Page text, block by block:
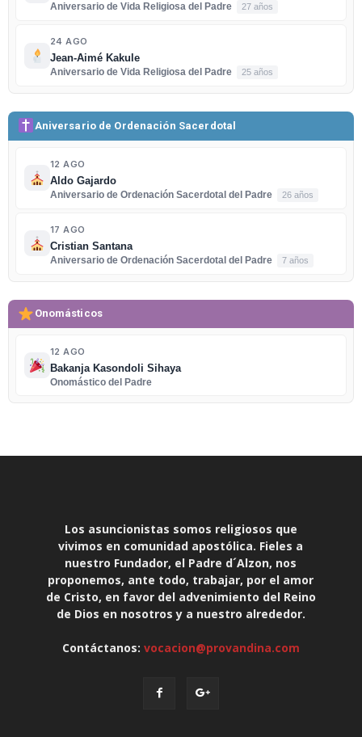
Aniversario de Vida Religiosa del Padre
27 años
24 AGO
Jean-Aimé Kakule
Aniversario de Vida Religiosa del Padre
25 años
Aniversario de Ordenación Sacerdotal
12 AGO
Aldo Gajardo
Aniversario de Ordenación Sacerdotal del Padre
26 años
17 AGO
Cristian Santana
Aniversario de Ordenación Sacerdotal del Padre
7 años
Onomásticos
12 AGO
Bakanja Kasondoli Sihaya
Onomástico del Padre
Los asuncionistas somos religiosos que
vivimos en comunidad apostólica. Fieles a
nuestro Fundador, el Padre d´Alzon, nos
proponemos, ante todo, trabajar, por el amor
de Cristo, en favor del advenimiento del Reino
de Dios en nosotros y a nuestro alrededor.
Contáctanos: vocacion@provandina.com